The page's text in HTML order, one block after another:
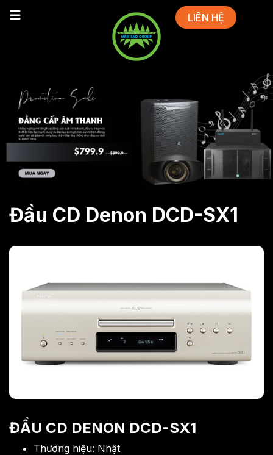
LIÊN HỆ
Đầu CD Denon DCD-SX1
ĐẦU CD DENON DCD-SX1
Thương hiệu: Nhật